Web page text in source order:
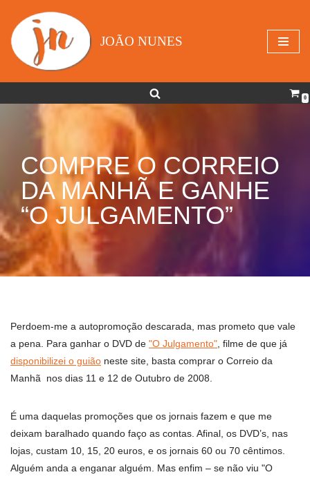
Avançar
para
JOÃO NUNES
0
COMPRE O CORREIO
DA MANHÃ E GANHE
“O JULGAMENTO”
Perdoem-me a autopromoção descarada, mas prometo que vale
a pena. Para ganhar o DVD de "O Julgamento" , filme de que já
disponibilizei o guião neste site, basta comprar o Correio da
Manhã nos dias 11 e 12 de Outubro de 2008.
É uma daquelas promoções que os jornais fazem e que me
deixam baralhado quando faço as contas. Afinal, os DVD’s, nas
lojas, custam 10, 15, 20 euros, e os jornais 60 ou 70 cêntimos.
Alguém anda a enganar alguém. Mas enfim – se não viu "O